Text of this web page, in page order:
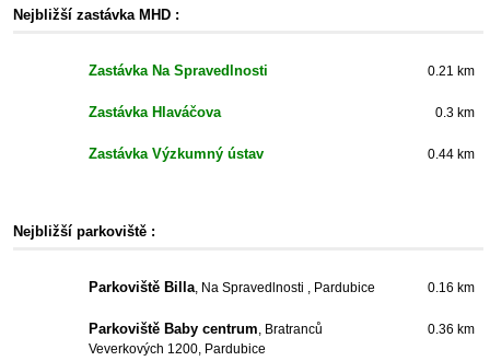
Nejbližší zastávka MHD :
Zastávka Na Spravedlnosti 0.21 km
Zastávka Hlaváčova 0.3 km
Zastávka Výzkumný ústav 0.44 km
Nejbližší parkoviště :
Parkoviště Billa, Na Spravedlnosti , Pardubice 0.16 km
Parkoviště Baby centrum, Bratranců
Veverkových 1200, Pardubice
0.36 km